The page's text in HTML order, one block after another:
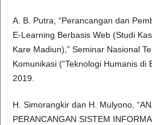
A. B. Putra, “Perancangan dan
E-Learning Berbasis Web (Studi
Kare Madiun),” Seminar Nasional
Komunikasi (“Teknologi Humanis di
2019.
H. Simorangkir dan H. Mulyono,
PERANCANGAN SISTEM